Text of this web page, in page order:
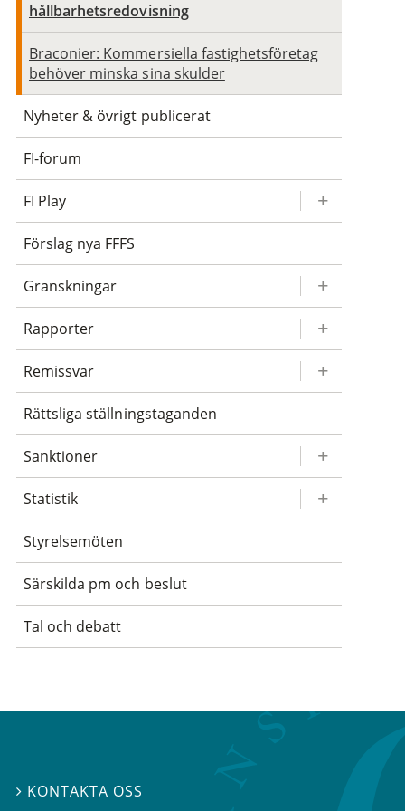
hållbarhetsredovisning
Braconier: Kommersiella fastighetsföretag
behöver minska sina skulder
Nyheter & övrigt publicerat
FI-forum
FI Play
Förslag nya FFFS
Granskningar
Rapporter
Remissvar
Rättsliga ställningstaganden
Sanktioner
Statistik
Styrelsemöten
Särskilda pm och beslut
Tal och debatt
 KONTAKTA OSS